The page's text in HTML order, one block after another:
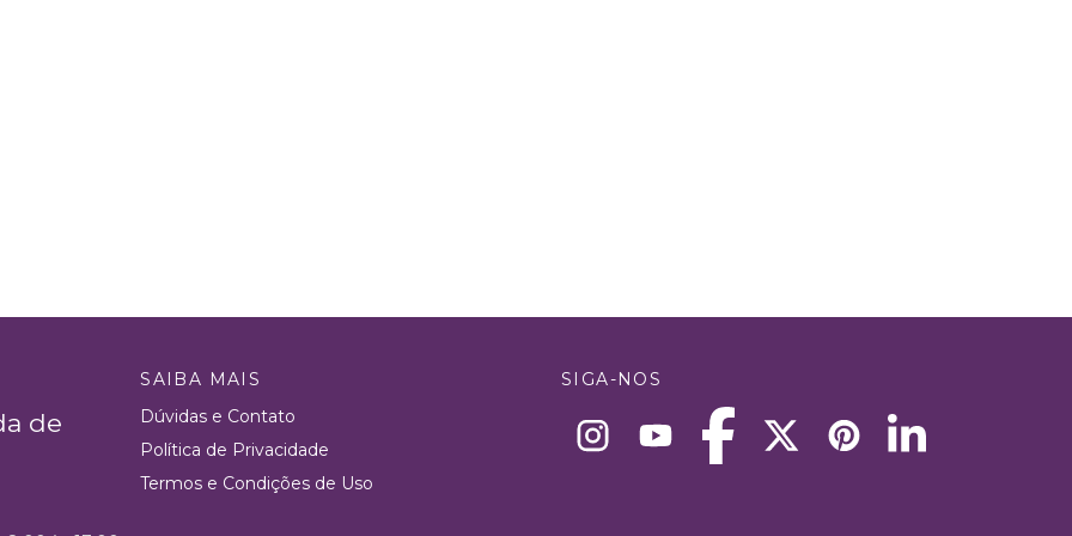
de
SAIBA MAIS
Dúvidas e Contato
Política de Privacidade
Termos e Condições de Uso
SIGA-NOS